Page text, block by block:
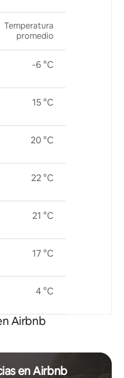
Temperatura
promedio
-6 °C
15 °C
20 °C
22 °C
21 °C
17 °C
4 °C
Airbnb
en Airbnb